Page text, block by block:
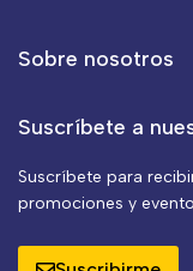
Sobre nosotros
Suscríbete a
Suscríbete para
promociones y